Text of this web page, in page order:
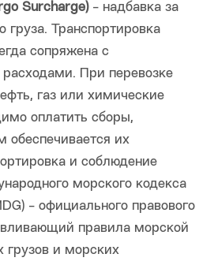
Surcharge)- надбавка за
груза. Транспортировка
сопряжена с
При перевозке
газ или химические
оплатить сборы,
обеспечивается их
и соблюдение
морского кодекса
- официального правового
правила морской
грузов и морских